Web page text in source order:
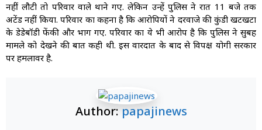
नहीं लौटी तो परिवार वाले थाने गए. लेकिन उन्हें पुलिस ने रात 11 बजे तक
अटेंड नहीं किया. परिवार का कहना है कि आरोपियों ने दरवाजे की कुंडी खटखटा
के डेडेबॉडी फेंकी और भाग गए. परिवार का ये भी आरोप है कि पुलिस ने सुबह
मामले को देखने की बात कही थी. इस वारदात के बाद से विपक्ष योगी सरकार
पर हमलावर है.
Author:papajinews